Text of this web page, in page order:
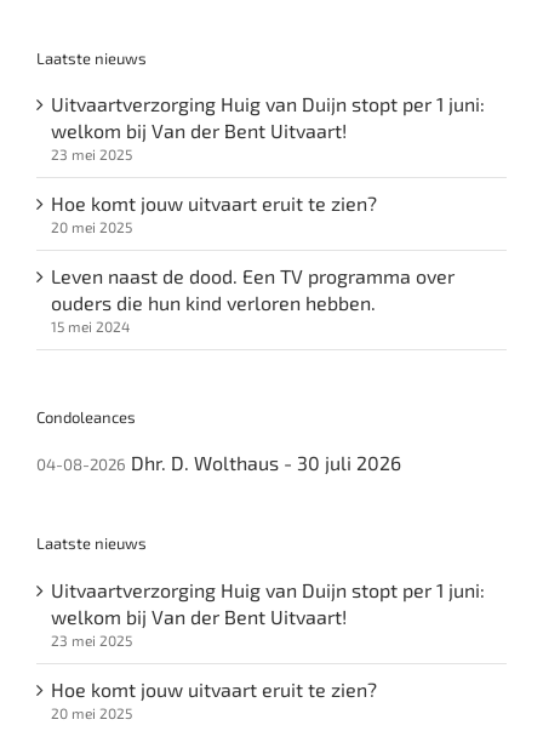
Laatste nieuws
Uitvaartverzorging Huig van Duijn stopt per 1 juni:
welkom bij Van der Bent Uitvaart!
23 mei 2025
Hoe komt jouw uitvaart eruit te zien?
20 mei 2025
Leven naast de dood. Een TV programma over
ouders die hun kind verloren hebben.
15 mei 2024
Condoleances
04-08-2026 Dhr. D. Wolthaus - 30 juli 2026
Laatste nieuws
Uitvaartverzorging Huig van Duijn stopt per 1 juni:
welkom bij Van der Bent Uitvaart!
23 mei 2025
Hoe komt jouw uitvaart eruit te zien?
20 mei 2025